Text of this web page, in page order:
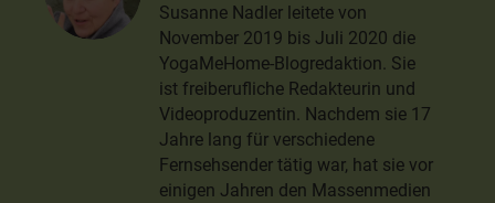
Susanne Nadler leitete von
November 2019 bis Juli 2020 die
YogaMeHome-Blogredaktion. Sie
ist freiberufliche Redakteurin und
Videoproduzentin. Nachdem sie 17
Jahre lang für verschiedene
Fernsehsender tätig war, hat sie vor
einigen Jahren den Massenmedien